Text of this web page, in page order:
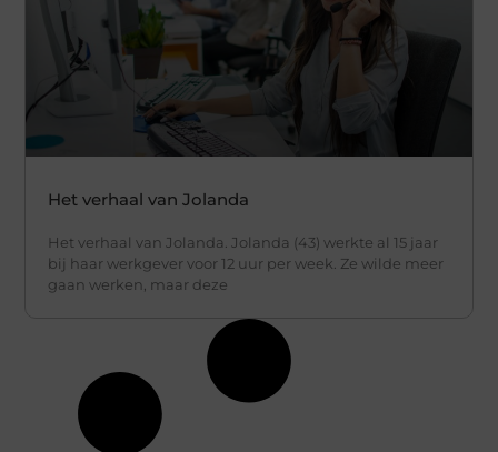
Het verhaal van Jolanda
Het verhaal van Jolanda. Jolanda (43) werkte al 15 jaar
bij haar werkgever voor 12 uur per week. Ze wilde meer
gaan werken, maar deze